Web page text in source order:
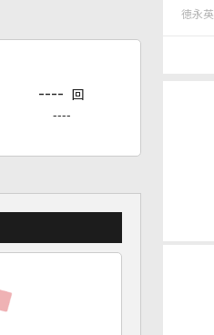
徳永
---- 回
----